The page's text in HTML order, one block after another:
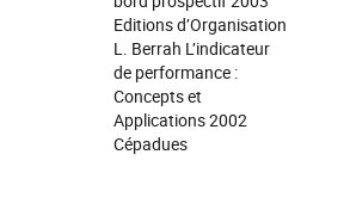
Editions d’Organisation
L. Berrah L’indicateur
de performance :
Concepts et
Applications 2002
Cépadues